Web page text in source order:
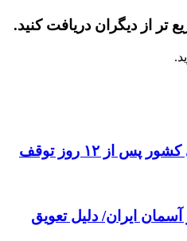
تر از دیگران دریافت کنید.
از ۱۲ روز توقف
ایران/ دلیل تعویق